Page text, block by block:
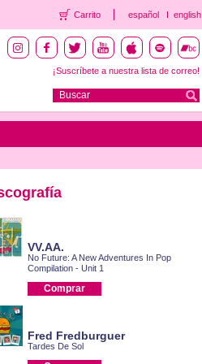
Carrito español english
¡Suscríbete a nuestra lista de correo!
VV.AA.
No Future: A New Adventures In Pop
Compilation - Unit 1
Comprar
Fred Fredburguer
Tardes De Sol